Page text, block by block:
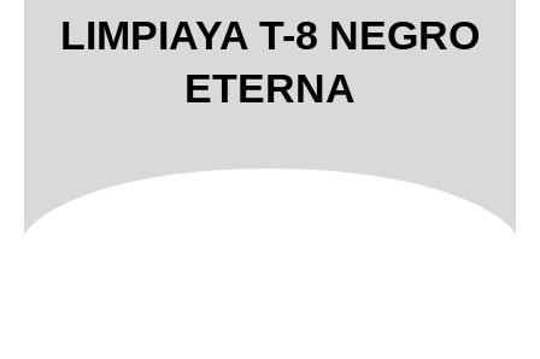
LIMPIAYA T-8 NEGRO
ETERNA